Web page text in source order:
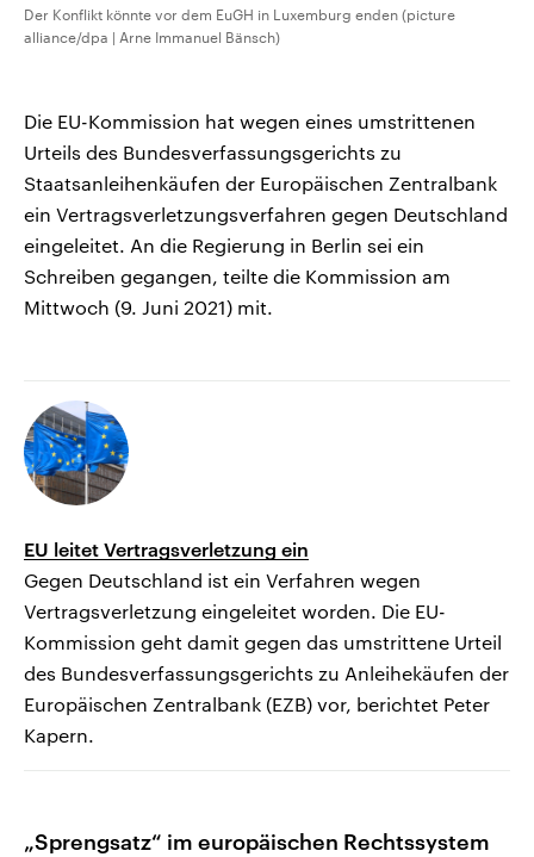
Der Konflikt könnte vor dem EuGH in Luxemburg enden (picture
alliance/dpa | Arne Immanuel Bänsch)
Die EU-Kommission hat wegen eines umstrittenen
Urteils des Bundesverfassungsgerichts zu
Staatsanleihenkäufen der Europäischen Zentralbank
ein Vertragsverletzungsverfahren gegen Deutschland
eingeleitet. An die Regierung in Berlin sei ein
Schreiben gegangen, teilte die Kommission am
Mittwoch (9. Juni 2021) mit.
EU leitet Vertragsverletzung ein
Gegen Deutschland ist ein Verfahren wegen
Vertragsverletzung eingeleitet worden. Die EU-
Kommission geht damit gegen das umstrittene Urteil
des Bundesverfassungsgerichts zu Anleihekäufen der
Europäischen Zentralbank (EZB) vor, berichtet Peter
Kapern.
„Sprengsatz“ im europäischen Rechtssystem